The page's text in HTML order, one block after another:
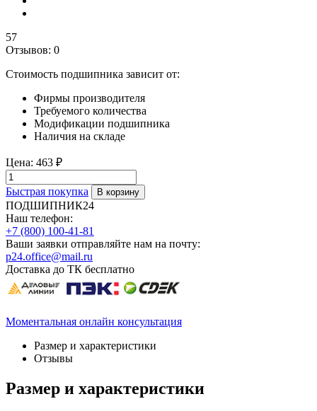
57
Отзывов: 0
Стоимость подшипника зависит от:
Фирмы производителя
Требуемого количества
Модификации подшипника
Наличия на складе
Цена: 463 ₽
Быстрая покупка
ПОДШИПНИК24
Наш телефон:
+7 (800) 100-41-81
Ваши заявки отправляйте нам на почту:
p24.office@mail.ru
Доставка до ТК бесплатно
Моментальная онлайн консультация
Размер и характеристики
Отзывы
Размер и характеристики